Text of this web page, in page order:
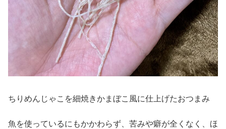
ちりめんじゃこを細焼きかまぼこ風に仕上げたおつまみ
魚を使っているにもかかわらず、苦みや癖が全くなく、ほ